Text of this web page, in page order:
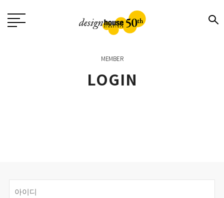
MEMBER
LOGIN